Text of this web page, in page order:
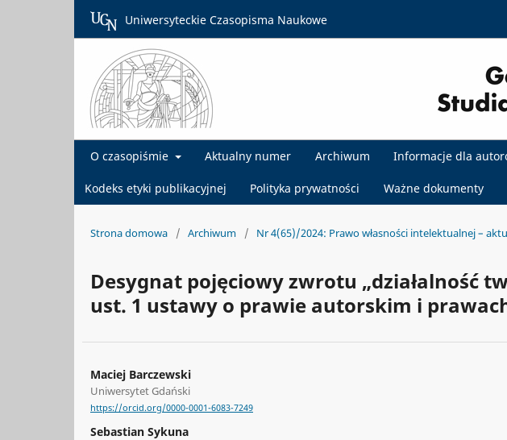
O czasopiśmie Aktualny numer Archiwum Informacje dla
Kodeks etyki publikacyjnej Polityka prywatności Ważne dokumenty
Uniwersyteckie Czasopisma Naukowe
Strona domowa / Archiwum / Nr 4(65)/2024: Prawo własności intelektualnej –
Desygnat pojęciowy zwrotu „działalność
ust. 1 ustawy o prawie autorskim i
Maciej Barczewski
Uniwersytet Gdański
https://orcid.org/0000-0001-6083-7249
Sebastian Sykuna